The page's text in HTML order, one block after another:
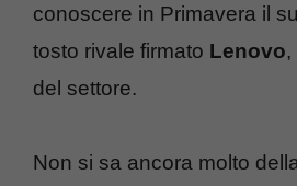
conoscere in Primavera il
tosto rivale firmato Lenovo
del settore.
Non si sa ancora molto